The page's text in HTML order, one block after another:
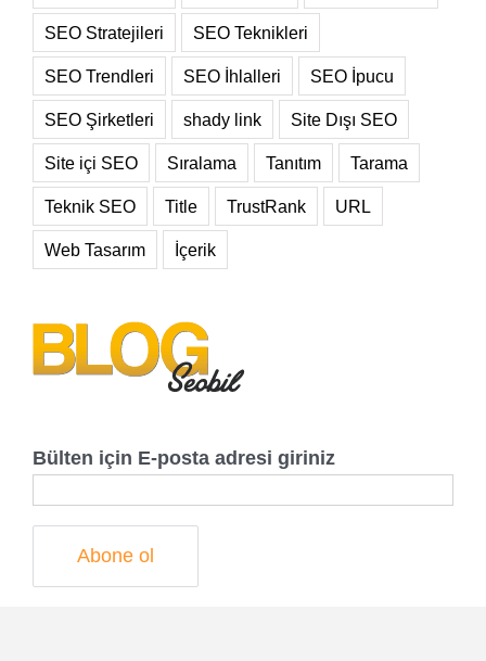
SEO Stratejileri SEO Teknikleri
SEO Trendleri SEO İhlalleri SEO İpucu
SEO Şirketleri shady link Site Dışı SEO
Site içi SEO Sıralama Tanıtım Tarama
Teknik SEO Title TrustRank URL
Web Tasarım İçerik
Bülten için E-posta adresi giriniz